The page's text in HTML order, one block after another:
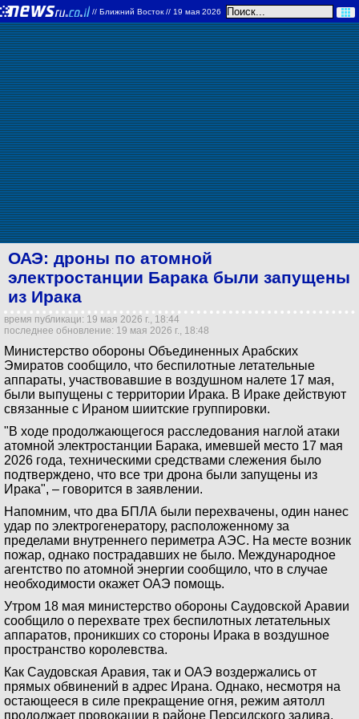
// Ближний Восток // 19 мая 2026
ОАЭ: дроны по атомной
электростанции Барака были запущены
из Ирака
время публикаци: 19 мая 2026 г., 18:44
последнее обновление: 19 мая 2026 г., 18:48
Министерство обороны Объединенных Арабских
Эмиратов сообщило, что беспилотные летательные
аппараты, участвовавшие в воздушном налете 17 мая,
были выпущены с территории Ирака. В Ираке действуют
связанные с Ираном шиитские группировки.
"В ходе продолжающегося расследования наглой атаки
атомной электростанции Барака, имевшей место 17 мая
2026 года, техническими средствами слежения было
подтверждено, что все три дрона были запущены из
Ирака", – говорится в заявлении.
Напомним, что два БПЛА были перехвачены, один нанес
удар по электрогенератору, расположенному за
пределами внутреннего периметра АЭС. На месте возник
пожар, однако пострадавших не было. Международное
агентство по атомной энергии сообщило, что в случае
необходимости окажет ОАЭ помощь.
Утром 18 мая министерство обороны Саудовской Аравии
сообщило о перехвате трех беспилотных летательных
аппаратов, проникших со стороны Ирака в воздушное
пространство королевства.
Как Саудовская Аравия, так и ОАЭ воздержались от
прямых обвинений в адрес Ирана. Однако, несмотря на
остающееся в силе прекращение огня, режим аятолл
продолжает провокации в районе Персидского залива,